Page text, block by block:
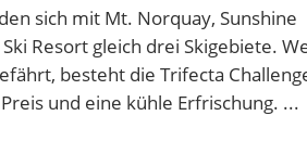
sich mit Mt. Norquay, Sunshine
Resort gleich drei Skigebiete.
besteht die Trifecta
und eine kühle Erfrischung.